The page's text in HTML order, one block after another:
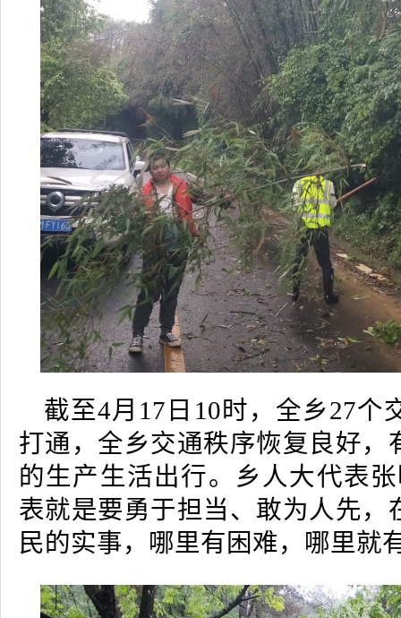
截至4月17日10时，全乡27个
打通，全乡交通秩序恢复良好，
的生产生活出行。乡人大代表
表就是要勇于担当、敢为人先，
民的实事，哪里有困难，哪里就